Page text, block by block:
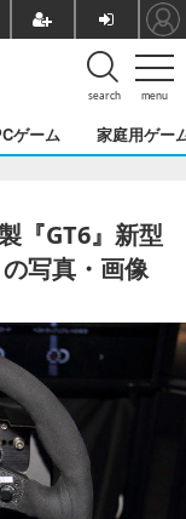
menu
search
ゲーム 家庭用ゲー
『GT6』新型
写真・画像